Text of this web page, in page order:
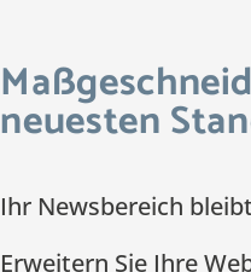
neuesten
Ihr Newsbereich
Erweitern Sie Ihre